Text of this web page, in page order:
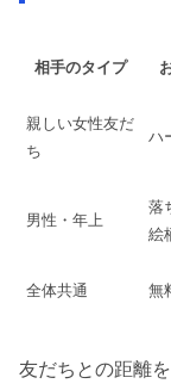
相手のタイプ
親しい女性友だ
ち
ハ
男性・年上
落
絵
全体共通 無
友だちとの距離